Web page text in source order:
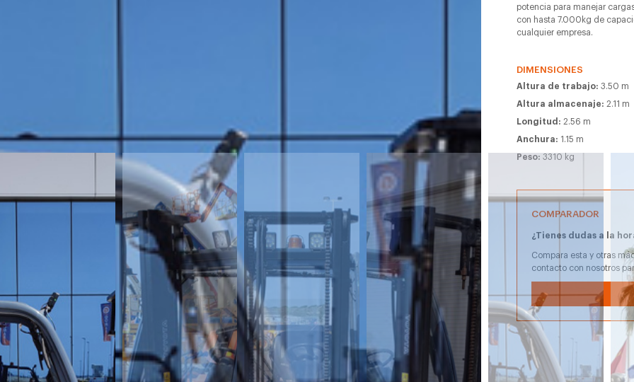
potencia para manejar
con hasta 7.000kg de
cualquier empresa.
DIMENSIONES
Altura de trabajo:3.50 m
Altura almacenaje:2.11 m
Longitud:2.56 m
Anchura: 1.15 m
Peso:3310 kg
COMPARADOR
¿Tienes dudas a la
Compara esta y otras
contacto con nosotros